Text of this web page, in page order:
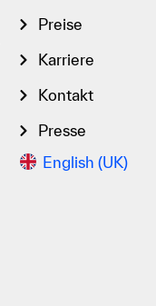
Preise
Karriere
Kontakt
Presse
English (UK)